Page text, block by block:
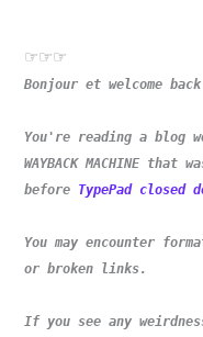
☞☞☞
Bonjour et welcome
You're reading a blog
WAYBACK MACHINE
before TypePad closed
You may encounter
or broken links.
If you see any